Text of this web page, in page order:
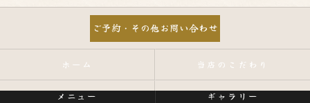
ご予約・その他お問い合わせ
ホーム 当店のこだわり
メニュー ギャラリー